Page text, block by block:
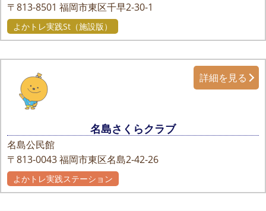
〒813-8501 福岡市東区千早2-30-1
よかトレ実践St（施設版）
名島さくらクラブ
名島公民館
〒813-0043福岡市東区名島2-42-26
詳細を見る
よかトレ実践ステーション